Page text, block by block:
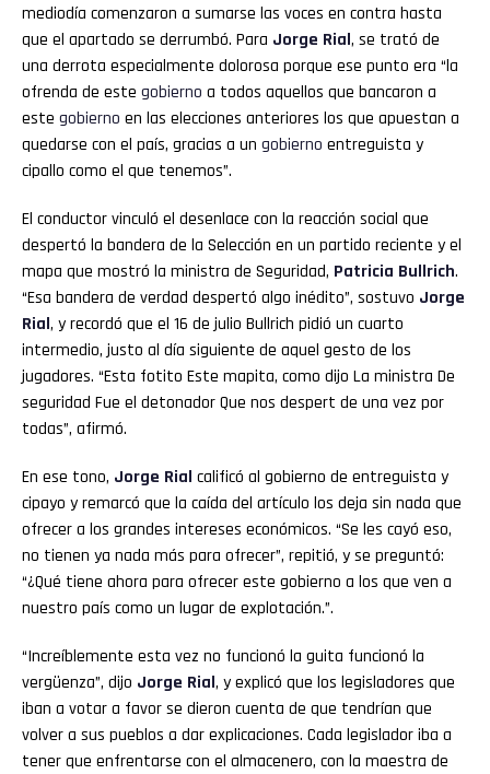
mediodía comenzaron a sumarse las voces en contra hasta
que el apartado se derrumbó. Para Jorge Rial, se trató de
una derrota especialmente dolorosa porque ese punto era “la
ofrenda de este gobierno a todos aquellos que bancaron a
este gobierno en las elecciones anteriores los que apuestan a
quedarse con el país, gracias a un gobierno entreguista y
cipallo como el que tenemos”.
El conductor vinculó el desenlace con la reacción social que
despertó la bandera de la Selección en un partido reciente y el
mapa que mostró la ministra de Seguridad, Patricia Bullrich.
“Esa bandera de verdad despertó algo inédito”, sostuvo Jorge
Rial, y recordó que el 16 de julio Bullrich pidió un cuarto
intermedio, justo al día siguiente de aquel gesto de los
jugadores. “Esta fotito Este mapita, como dijo La ministra De
seguridad Fue el detonador Que nos despert de una vez por
todas”, afirmó.
En ese tono, Jorge Rial calificó al gobierno de entreguista y
cipayo y remarcó que la caída del artículo los deja sin nada que
ofrecer a los grandes intereses económicos. “Se les cayó eso,
no tienen ya nada más para ofrecer”, repitió, y se preguntó:
“¿Qué tiene ahora para ofrecer este gobierno a los que ven a
nuestro país como un lugar de explotación.”.
“Increíblemente esta vez no funcionó la guita funcionó la
vergüenza”, dijo Jorge Rial, y explicó que los legisladores que
iban a votar a favor se dieron cuenta de que tendrían que
volver a sus pueblos a dar explicaciones. Cada legislador iba a
tener que enfrentarse con el almacenero, con la maestra de